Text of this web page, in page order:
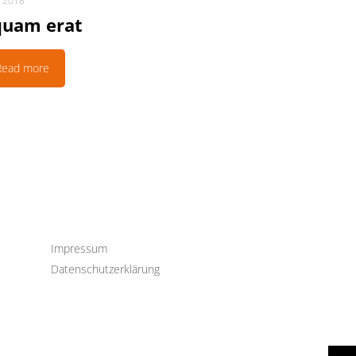
erat
more
Impressum
Datenschutzerklärung